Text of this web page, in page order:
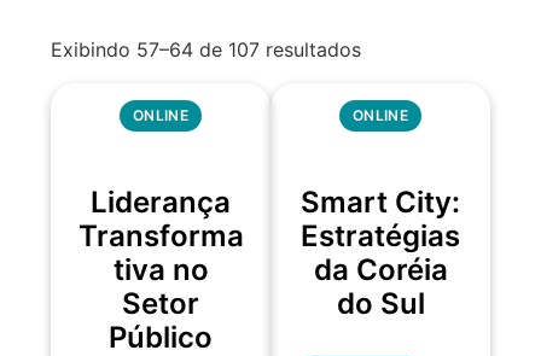
Exibindo 57–64 de 107 resultados
ONLINE
Liderança
Transforma
tiva no
Setor
Público
ONLINE
Smart City:
Estratégias
da Coréia
do Sul